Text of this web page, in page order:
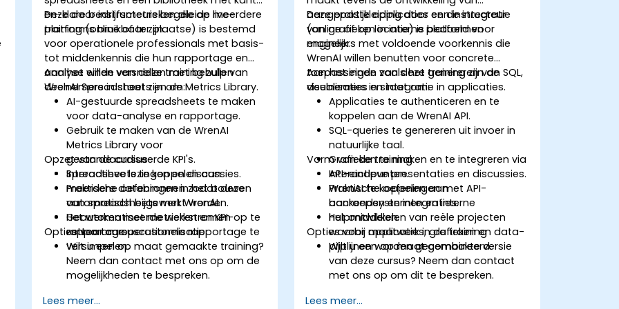
en-klare bedrijfsmetrieken die op meerdere
platforms bruikbaar zijn.
Deze door instructeurs begeleide live-
training (online of ter plaatse) is bestemd
voor operationele professionals met basis-
tot middenkennis die hun rapportage en
analyse willen versnellen met behulp van
WrenAI Spreadsheets en de Metrics Library.
Aan het einde van deze training zullen
deelnemers in staat zijn om:
AI-gestuurde spreadsheets te maken
voor data-analyse en rapportage.
Gebruik te maken van de WrenAI
Metrics Library voor
gestandaardiseerde KPI's.
Spreadsheets te koppelen aan
meerdere databronnen zodat deze
automatisch bijgewerkt worden.
Geautomatiseerde werkstromen op te
zetten om operationele rapportage te
versimpelen.
Opzet van de cursus
Interactieve lezingen en discussies.
Praktische oefeningen in het bouwen
van spreadsheets met WrenAI.
Het werken met metrieken en KPI-
rapportage.
Opties voor cursuscustomisatie
Wilt u een op maat gemaakte training?
Neem dan contact met ons op om de
mogelijkheden te bespreken.
Lees meer...
aangepaste applicaties en de integratie
van grafieken in interne platformen
mogelijk.
Deze praktijkleiding door een instructeur
(online of op locatie) is bedoeld voor
engineers met voldoende voorkennis die
WrenAI willen benutten voor concrete
toepassingen zoals het genereren van SQL,
visualisaties en integratie in applicaties.
Aan het einde van deze training zijn de
deelnemers in staat om:
Applicaties te authenticeren en te
koppelen aan de WrenAI API.
SQL-queries te genereren uit invoer in
natuurlijke taal.
Grafieken te maken en te integreren via
API-eindpunten.
WrenAI te koppelen aan
backendsystemen en interne
hulpmiddelen.
Vorm van de training
Interactieve presentaties en discussies.
Praktische oefeningen met API-
aanroepen en integraties.
Het ontwikkelen van reële projecten
waarbij applicaties, grafieken en data-
pijplijnen worden gecombineerd.
Opties voor maatwerk in de training
Wilt u een op maat gemaakte versie
van deze cursus? Neem dan contact
met ons op om dit te bespreken.
Lees meer...